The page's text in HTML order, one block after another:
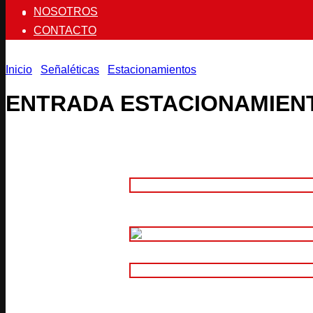
NOSOTROS
CONTACTO
Inicio Señaléticas Estacionamientos
ENTRADA